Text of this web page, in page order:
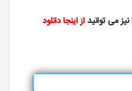
می توانیداز اینجا دانلود